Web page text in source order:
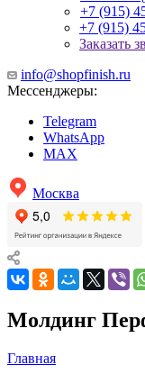
+7 (915)
+7 (915)
Заказать
info@shopfinish.ru
Мессенджеры:
Telegram
WhatsApp
MAX
Москва
Молдинг
Главная